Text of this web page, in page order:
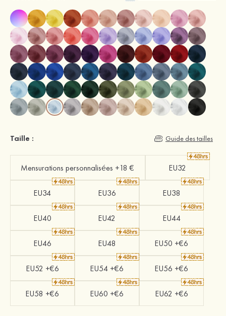
Taille : Guide des tailles
Mensurations personnalisées +18 € EU32
EU34 EU36 EU38
EU40 EU42 EU44
EU46 EU48 EU50 +€6
EU52 +€6 EU54 +€6 EU56 +€6
EU58 +€6 EU60 +€6 EU62 +€6